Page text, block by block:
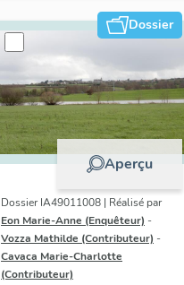
Dossier
Aperçu
Dossier IA49011008 | Réalisé par
Eon Marie-Anne (Enquêteur) -
Vozza Mathilde (Contributeur) -
Cavaca Marie-Charlotte
(Contributeur)